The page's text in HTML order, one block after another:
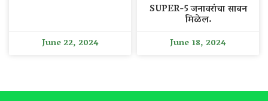
June 22, 2024
SUPER-5 जनावरांचा साबन
मिळेल.
June 18, 2024